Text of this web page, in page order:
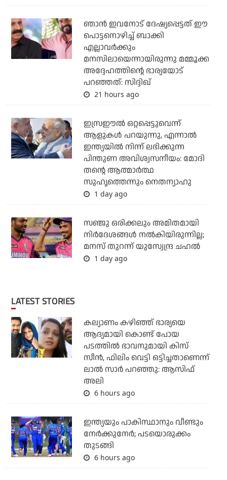
ഞാന്‍ ഇവനോട് ദേഷ്യപ്പെട്ടത് ഈ
പൊട്ടനൊഴിച്ച് ബാക്കി
എല്ലാവര്‍ക്കും
മനസിലായെന്നായിരുന്നു മമ്മൂക്ക
അദ്ദേഹത്തിന്റെ ഭാര്യയോട്
പറഞ്ഞത്: സിദ്ദിഖ്
21 hours ago
ഇസ്രഈല്‍ ഒറ്റപ്പെട്ടുവെന്ന്
ആളുകള്‍ പറയുന്നു, എന്നാല്‍
ഇന്ത്യയില്‍ നിന്ന് ലഭിക്കുന്ന
പിന്തുണ അവിശ്വസനീയം: മോദി
തന്റെ ആത്മാര്‍ത്ഥ
സുഹൃത്തെന്നും നെതന്യാഹു
1 day ago
സഞ്ജു ഒരിക്കലും അമിതമായി
നിര്‍ദേശങ്ങള്‍ നല്‍കിയിരുന്നില്ല;
മനസ് തുറന്ന് യുസ്വേന്ദ്ര ചഹല്‍
1 day ago
LATEST STORIES
കല്യാണം കഴിഞ്ഞ് ഭാര്യയെ
ആദ്യമായി കൊണ്ട് പോയ
പടത്തില്‍ ഭാവനുമായി കിസ്
സീന്‍, ഫിലിം വെട്ടി ഒട്ടിച്ചതാണെന്ന്
ലാല്‍ സാര്‍ പറഞ്ഞു: ആസിഫ്
അലി
6 hours ago
ഇന്ത്യയും പാകിസ്ഥാനും വീണ്ടും
നേര്‍ക്കുനേര്‍; പടയൊരുക്കം
തുടങ്ങി
6 hours ago